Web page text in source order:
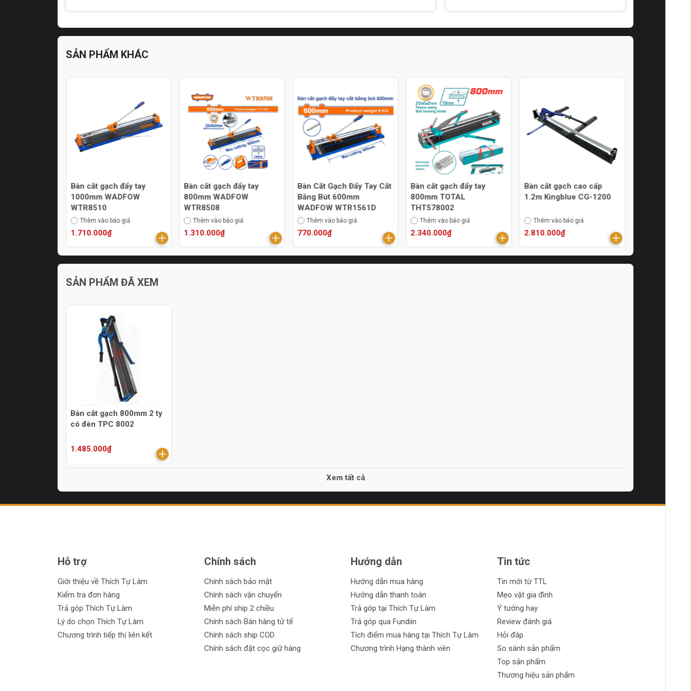
SẢN PHẨM KHÁC
Bàn cắt gạch đẩy tay
1000mm WADFOW
WTR8510
Thêm vào báo giá
1.710.000₫
Bàn cắt gạch đẩy tay
800mm WADFOW
WTR8508
Thêm vào báo giá
1.310.000₫
Bàn Cắt Gạch Đẩy Tay Cắt
Bằng Bút 600mm
WADFOW WTR1561D
Thêm vào báo giá
770.000₫
Bàn cắt gạch đẩy tay
800mm TOTAL
THT578002
Thêm vào báo giá
2.340.000₫
Bàn cắt gạch cao cấp
1.2m Kingblue CG-1200
Thêm vào báo giá
2.810.000₫
SẢN PHẨM ĐÃ XEM
Bàn cắt gạch 800mm 2 ty
có đèn TPC 8002
1.485.000₫
Xem tất cả
Hỗ trợ
Giới thiệu về Thích Tự Làm
Kiểm tra đơn hàng
Trả góp Thích Tự Làm
Lý do chọn Thích Tự Làm
Chương trình tiếp thị liên kết
Chính sách
Chính sách bảo mật
Chính sách vận chuyển
Miễn phí ship 2 chiều
Chính sách Bán hàng tử tế
Chính sách ship COD
Chính sách đặt cọc giữ hàng
Hướng dẫn
Hướng dẫn mua hàng
Hướng dẫn thanh toán
Trả góp tại Thích Tự Làm
Trả góp qua Fundiin
Tích điểm mua hàng tại Thích Tự Làm
Chương trình Hạng thành viên
Tin tức
Tin mới từ TTL
Mẹo vặt gia đình
Ý tưởng hay
Review đánh giá
Hỏi đáp
So sánh sản phẩm
Top sản phẩm
Thương hiệu sản phẩm